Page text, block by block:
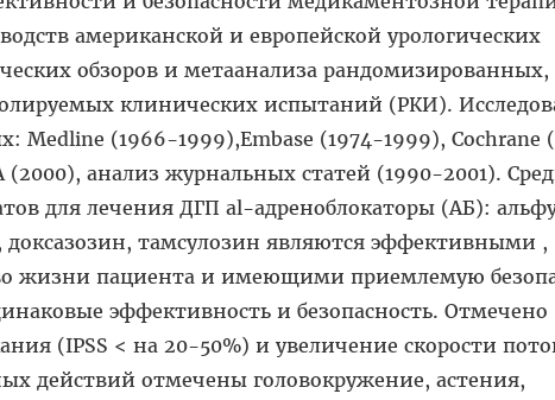
американской и европейской урологических
обзоров и метаанализа рандомизированных,
клинических испытаний (РКИ).
Medline (1966-1999),Embase (1974-1999), Cochrane
(2000), анализ журнальных статей (1990-2001).
для лечения ДГП al-адреноблокаторы (АБ):
тамсулозин являются эффективными ,
жизни пациента и имеющими приемлемую
эффективность и безопасность. Отмечено
(IPSS < на 20-50%) и увеличение скорости
действий отмечены головокружение, астения,